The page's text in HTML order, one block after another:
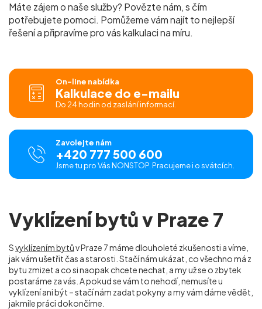
Máte zájem o naše služby? Povězte nám, s čím
potřebujete pomoci. Pomůžeme vám najít to nejlepší
řešení a připravíme pro vás kalkulaci na míru.
On-line nabídka
Kalkulace do e-mailu
Do 24 hodin od zaslání informací.
Zavolejte nám
+420 777 500 600
Jsme tu pro Vás NONSTOP. Pracujeme i o svátcích.
Vyklízení bytů v Praze 7
Svyklízením bytův Praze 7 máme dlouholeté zkušenosti a víme,
jak vám ušetřit čas a starosti. Stačí nám ukázat, co všechno má z
bytu zmizet a co si naopak chcete nechat, a my už se o zbytek
postaráme za vás. A pokud se vám to nehodí, nemusíte u
vyklízení ani být – stačí nám zadat pokyny a my vám dáme vědět,
jakmile práci dokončíme.